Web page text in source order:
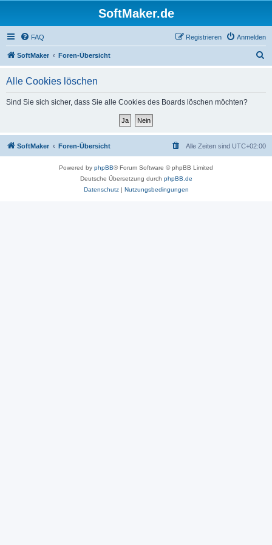
SoftMaker.de
FAQ Anmelden
Registrieren
SoftMaker Foren-Übersicht
Alle Cookies löschen
Sind Sie sich sicher, dass Sie alle Cookies des Boards löschen möchten?
SoftMaker Foren-Übersicht Alle Zeiten sind UTC+02:00
Powered by phpBB® Forum Software © phpBB Limited
Deutsche Übersetzung durch phpBB.de
Datenschutz| Nutzungsbedingungen